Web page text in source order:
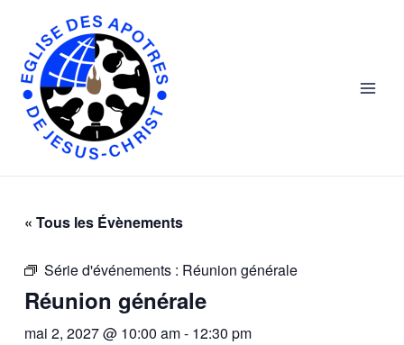
content
« Tous les Évènements
Série d'événements : Réunion générale
Réunion générale
mai 2, 2027 @ 10:00 am- 12:30 pm